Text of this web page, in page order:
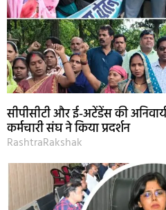
सीपीसीटी और ई-अटेंडेंस की
कर्मचारी संघ ने किया प्रदर्शन
RashtraRakshak